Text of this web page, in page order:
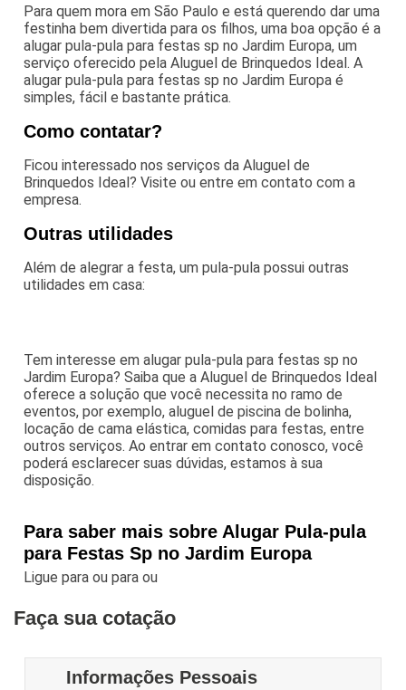
Para quem mora em São Paulo e está querendo dar uma
festinha bem divertida para os filhos, uma boa opção é a
alugar pula-pula para festas sp no Jardim Europa, um
serviço oferecido pela Aluguel de Brinquedos Ideal. A
alugar pula-pula para festas sp no Jardim Europa é
simples, fácil e bastante prática.
Como contatar?
Ficou interessado nos serviços da Aluguel de
Brinquedos Ideal? Visite ou entre em contato com a
empresa.
Outras utilidades
Além de alegrar a festa, um pula-pula possui outras
utilidades em casa:
Tem interesse em alugar pula-pula para festas sp no
Jardim Europa? Saiba que a Aluguel de Brinquedos Ideal
oferece a solução que você necessita no ramo de
eventos, por exemplo, aluguel de piscina de bolinha,
locação de cama elástica, comidas para festas, entre
outros serviços. Ao entrar em contato conosco, você
poderá esclarecer suas dúvidas, estamos à sua
disposição.
Para saber mais sobre Alugar Pula-pula
para Festas Sp no Jardim Europa
Ligue paraou paraou
Faça sua cotação
Informações Pessoais